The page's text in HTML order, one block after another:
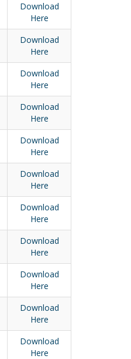
Download
Here
Download
Here
Download
Here
Download
Here
Download
Here
Download
Here
Download
Here
Download
Here
Download
Here
Download
Here
Download
Here